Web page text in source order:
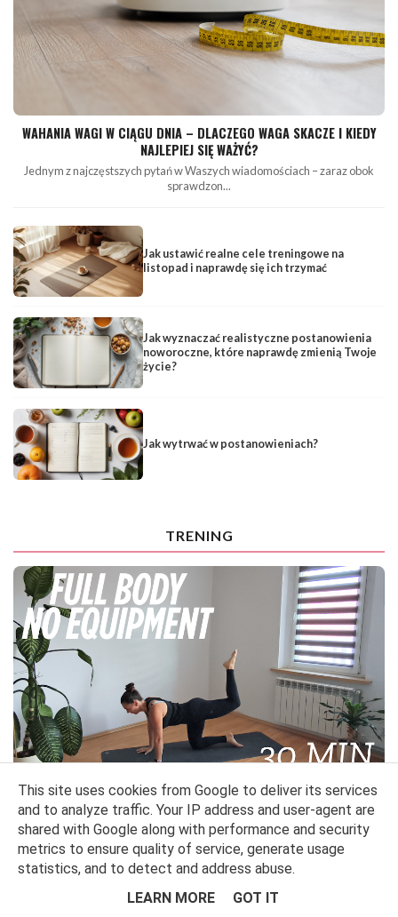
WAHANIA WAGI W CIĄGU DNIA – DLACZEGO WAGA SKACZE I KIEDY
NAJLEPIEJ SIĘ WAŻYĆ?
Jednym z najczęstszych pytań w Waszych wiadomościach – zaraz obok
sprawdzon...
Jak ustawić realne cele treningowe na
listopad i naprawdę się ich trzymać
Jak wyznaczać realistyczne postanowienia
noworoczne, które naprawdę zmienią Twoje
życie?
Jak wytrwać w postanowieniach?
TRENING
TRENING CAŁEGO CIAŁA INSPIROWANY PILATESEM – 30-MINUTOWY
TRENING W DOMU (ZE SPRZĘTEM LUB BEZ) TRENUJ Z FITLOVIN
(FOLLOW ALONG)
Szukasz treningu, który wzmocni całe ciało, poprawi mobilność i
jednocześni...
This site uses cookies from Google to deliver its services
and to analyze traffic. Your IP address and user-agent are
shared with Google along with performance and security
metrics to ensure quality of service, generate usage
statistics, and to detect and address abuse.
LEARN MORE
GOT IT